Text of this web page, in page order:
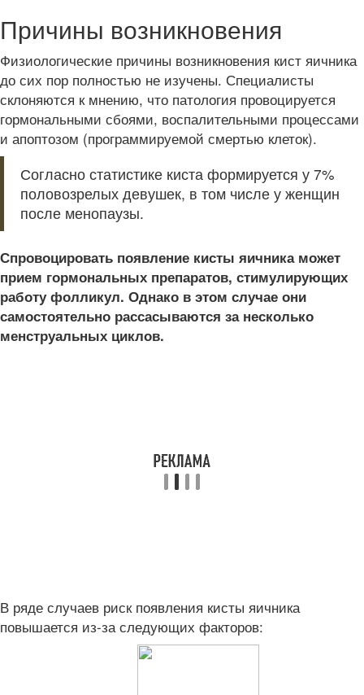
Причины возникновения
Физиологические причины возникновения кист яичника
до сих пор полностью не изучены. Специалисты
склоняются к мнению, что патология провоцируется
гормональными сбоями, воспалительными процессами
и апоптозом (программируемой смертью клеток).
Согласно статистике киста формируется у 7%
половозрелых девушек, в том числе у женщин
после менопаузы.
Спровоцировать появление кисты яичника может
прием гормональных препаратов, стимулирующих
работу фолликул. Однако в этом случае они
самостоятельно рассасываются за несколько
менструальных циклов.
В ряде случаев риск появления кисты яичника
повышается из-за следующих факторов: